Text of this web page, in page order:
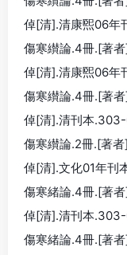
倬[清].清康煕06年
傷寒纉論.4冊.[著
倬[清].清康煕06年
傷寒纉論.4冊.[著
倬[清].清刊本
傷寒纉論.2冊.[著
倬[清].文化01年刊
傷寒緒論.4冊.[著
倬[清].清刊本
傷寒緒論.4冊.[著